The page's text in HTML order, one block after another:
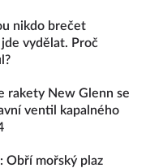
nikdo brečet
vydělat. Proč
rakety New Glenn se
ventil kapalného
Obří mořský plaz